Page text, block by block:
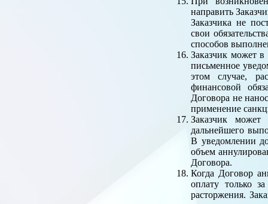
направить
Заказчика не
свои
способов
Заказчик может
письменное
этом случае,
финансовой
Договора не
применение
Заказчик может
дальнейшего
В уведомлении
объем
Договора.
Когда Договор
оплату только
расторжения.